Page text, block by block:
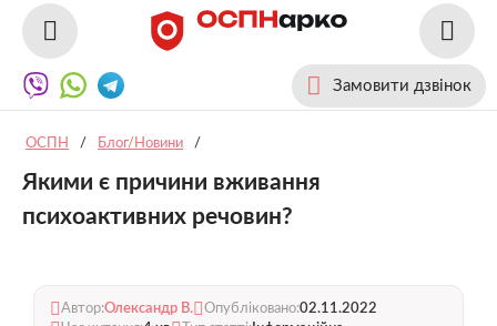
Замовити дзвінок
ОСПН / Блог/Новини /
Якими є причини вживання
психоактивних речовин?
Автор:Олександр В. Опубліковано:02.11.2022